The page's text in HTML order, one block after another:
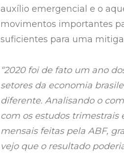
auxílio emergencial e o
movimentos importantes
suficientes para uma
“2020 foi de fato um ano
setores da economia
diferente. Analisando o
com os estudos trimestrais
mensais feitas pela ABF,
vejo que o resultado